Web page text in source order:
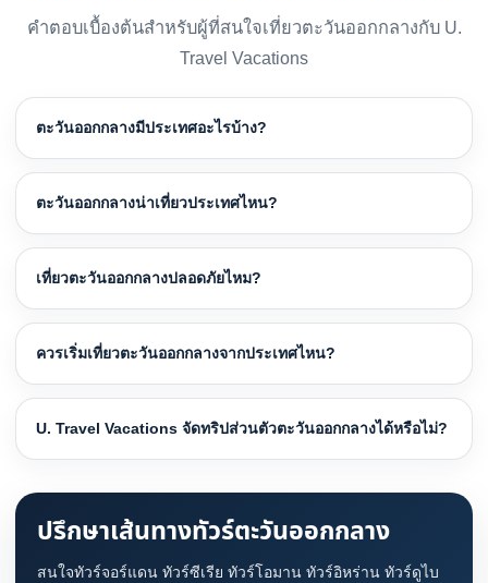
คำตอบเบื้องต้นสำหรับผู้ที่สนใจเที่ยวตะวันออกกลางกับ U.
Travel Vacations
ตะวันออกกลางมีประเทศอะไรบ้าง?
ตะวันออกกลางน่าเที่ยวประเทศไหน?
เที่ยวตะวันออกกลางปลอดภัยไหม?
ควรเริ่มเที่ยวตะวันออกกลางจากประเทศไหน?
U. Travel Vacations จัดทริปส่วนตัวตะวันออกกลางได้หรือไม่?
ปรึกษาเส้นทางทัวร์ตะวันออกกลาง
สนใจทัวร์จอร์แดน ทัวร์ซีเรีย ทัวร์โอมาน ทัวร์อิหร่าน ทัวร์ดูไบ